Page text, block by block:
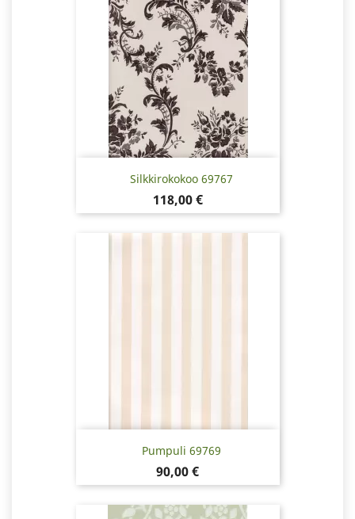
Silkkirokokoo 69767
Hinta
118,00 €
Pumpuli 69769
Hinta
90,00 €